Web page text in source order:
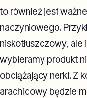
to również jest
naczyniowego.
niskotłuszczowy,
wybieramy produkt
obciążający nerki. Z
arachidowy będzie